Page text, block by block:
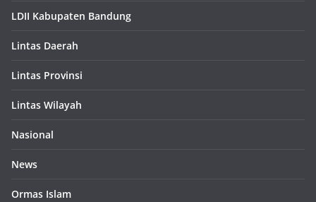
LDII Kabupaten Bandung
Lintas Daerah
Lintas Provinsi
Lintas Wilayah
Nasional
News
Ormas Islam